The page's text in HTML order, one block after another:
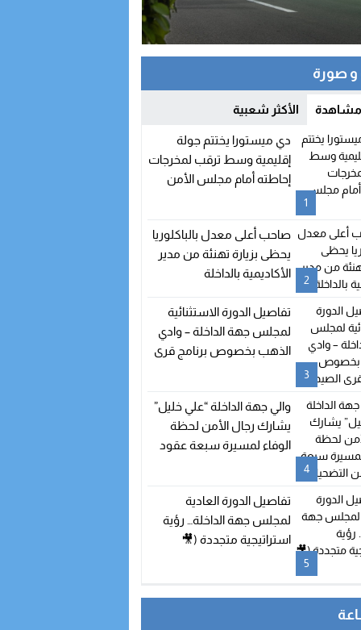
صورة
مشاهدة الأكثر شعبية
1
دي ميستورا يختتم جولة
إقليمية وسط ترقب لمخرجات
إحاطته أمام مجلس الأمن
2
صاحب أعلى معدل بالباكلوريا
يحظى بزيارة تهنئة من مدير
الأكاديمية بالداخلة
3
تفاصيل الدورة الاستثنائية
لمجلس جهة الداخلة – وادي
الذهب بخصوص برنامج قرى
4
والي جهة الداخلة “علي خليل”
يشارك رجال الأمن لحظة
الوفاء لمسيرة سبعة عقود
5
تفاصيل الدورة العادية
لمجلس جهة الداخلة… رؤية
استراتيجية متجددة (🎥